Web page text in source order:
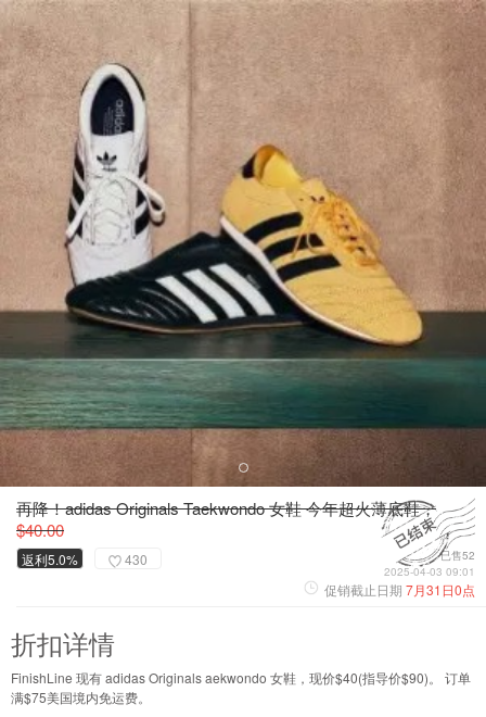
再降！adidas Originals Taekwondo 女鞋 今年超火薄底鞋，
$40.00
返利5.0% 430
已售52
2025-04-03 09:01
促销截止日期 7月31日0点
折扣详情
FinishLine 现有 adidas Originals aekwondo 女鞋，现价$40(指导价$90)。 订单
满$75美国境内免运费。